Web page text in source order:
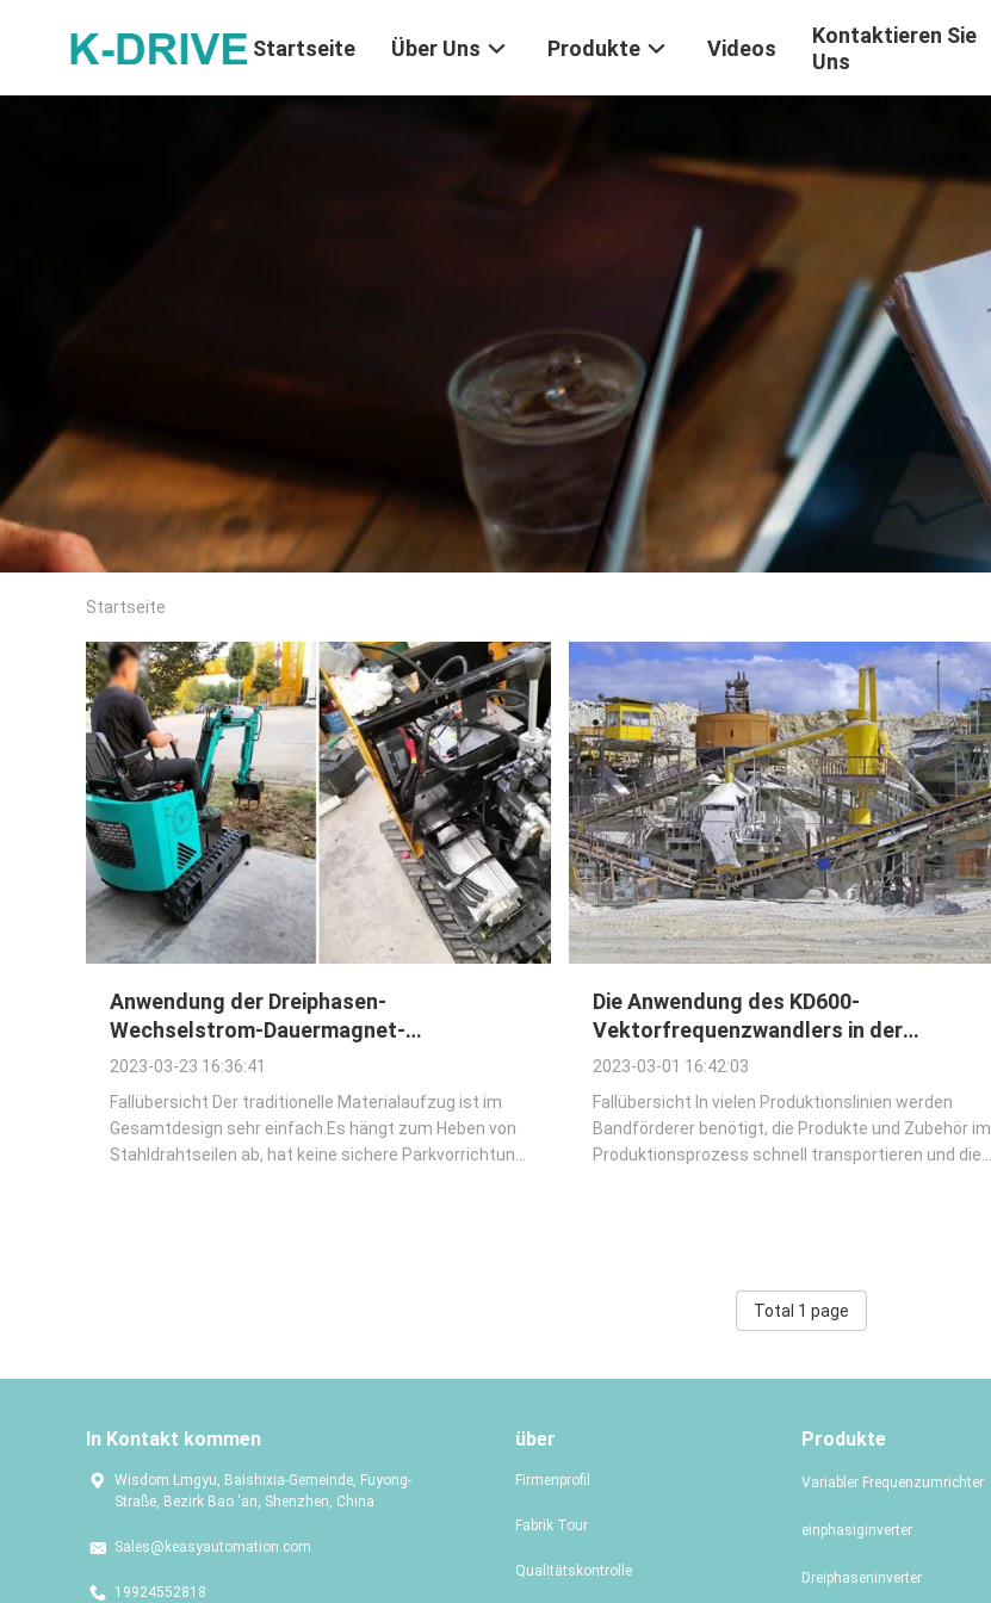
Startseite Über Uns Produkte Videos
Kontaktieren Sie
Uns
Startseite
Anwendung der Dreiphasen-
Wechselstrom-Dauermagnet-
Synchronmotorsteuerung der CM-Serie
2023-03-23 16:36:41
Fallübersicht Der traditionelle Materialaufzug ist im
Gesamtdesign sehr einfach.Es hängt zum Heben von
Stahldrahtseilen ab, hat keine sichere Parkvorrichtung
Die Anwendung des KD600-
Vektorfrequenzwandlers in der
Bandproduktionslinie von Quarry
2023-03-01 16:42:03
Fallübersicht In vielen Produktionslinien werden
Bandförderer benötigt, die Produkte und Zubehör im
Produktionsprozess schnell transportieren und die
Total 1 page
In Kontakt kommen
Wisdom Lmgyu, Baishixia-Gemeinde, Fuyong-
Straße, Bezirk Bao 'an, Shenzhen, China
Sales@keasyautomation.com
19924552818
über
Firmenprofil
Fabrik Tour
Qualitätskontrolle
Produkte
Variabler Frequenzumrichter
einphasiginverter
Dreiphaseninverter